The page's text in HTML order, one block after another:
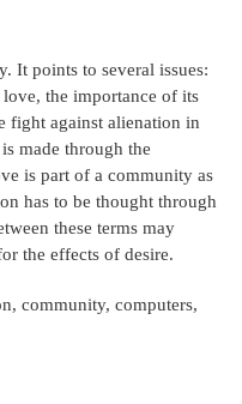
It points to several issues:
the importance of its
fight against alienation in
made through the
is part of a community as
has to be thought through
these terms may
the effects of desire.
community, computers,